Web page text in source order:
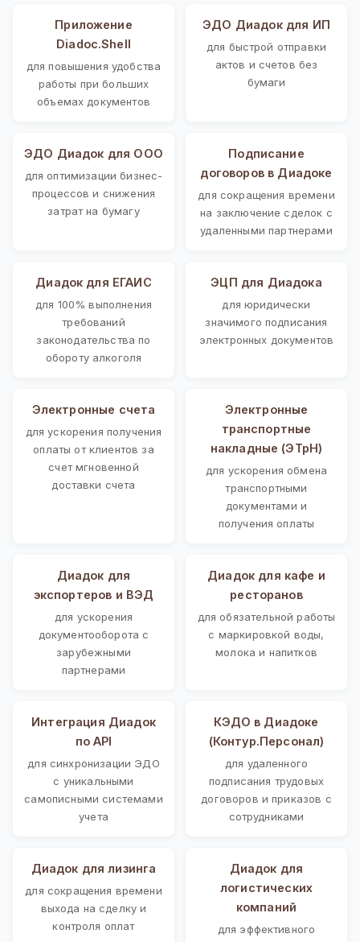
Приложение
Diadoc.Shell
для повышения удобства
работы при больших
объемах документов
ЭДО Диадок для ИП
для быстрой отправки
актов и счетов без
бумаги
ЭДО Диадок для ООО
для оптимизации бизнес-
процессов и снижения
затрат на бумагу
Подписание
договоров в Диадоке
для сокращения времени
на заключение сделок с
удаленными партнерами
Диадок для ЕГАИС
для 100% выполнения
требований
законодательства по
обороту алкоголя
ЭЦП для Диадока
для юридически
значимого подписания
электронных документов
Электронные счета
для ускорения получения
оплаты от клиентов за
счет мгновенной
доставки счета
Электронные
транспортные
накладные (ЭТрН)
для ускорения обмена
транспортными
документами и
получения оплаты
Диадок для
экспортеров и ВЭД
для ускорения
документооборота с
зарубежными
партнерами
Диадок для кафе и
ресторанов
для обязательной работы
с маркировкой воды,
молока и напитков
Интеграция Диадок
по API
для синхронизации ЭДО
с уникальными
самописными системами
учета
КЭДО в Диадоке
(Контур.Персонал)
для удаленного
подписания трудовых
договоров и приказов с
сотрудниками
Диадок для лизинга
для сокращения времени
выхода на сделку и
контроля оплат
Диадок для
логистических
компаний
для эффективного